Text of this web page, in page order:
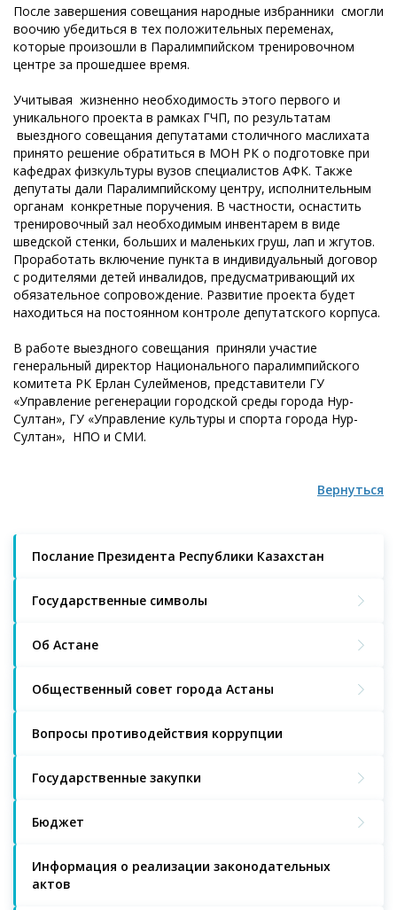
Послание Президента Республики Казахстан
Государственные символы
Об Астане
Общественный совет города Астаны
Вопросы противодействия коррупции
Государственные закупки
Бюджет
Информация о реализации законодательных
актов
После завершения совещания народные избранники смогли
воочию убедиться в тех положительных переменах,
которые произошли в Паралимпийском тренировочном
центре за прошедшее время.
Учитывая жизненно необходимость этого первого и
уникального проекта в рамках ГЧП, по результатам
выездного совещания депутатами столичного маслихата
принято решение обратиться в МОН РК о подготовке при
кафедрах физкультуры вузов специалистов АФК. Также
депутаты дали Паралимпийскому центру, исполнительным
органам конкретные поручения. В частности, оснастить
тренировочный зал необходимым инвентарем в виде
шведской стенки, больших и маленьких груш, лап и жгутов.
Проработать включение пункта в индивидуальный договор
с родителями детей инвалидов, предусматривающий их
обязательное сопровождение. Развитие проекта будет
находиться на постоянном контроле депутатского корпуса.
В работе выездного совещания приняли участие
генеральный директор Национального паралимпийского
комитета РК Ерлан Сулейменов, представители ГУ
«Управление регенерации городской среды города Нур-
Султан», ГУ «Управление культуры и спорта города Нур-
Султан», НПО и СМИ.
Вернуться